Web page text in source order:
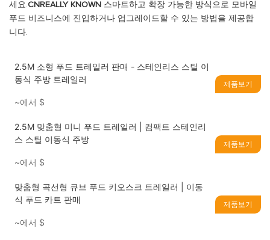
세요.CNREALLY KNOWN 스마트하고 확장 가능한 방식으로 모바일
푸드 비즈니스에 진입하거나 업그레이드할 수 있는 방법을 제공합
니다.
2.5M 소형 푸드 트레일러 판매 - 스테인리스 스틸 이
동식 주방 트레일러
~에서 $
제품보기
2.5M 맞춤형 미니 푸드 트레일러 | 컴팩트 스테인리
스 스틸 이동식 주방
~에서 $
제품보기
맞춤형 곡선형 큐브 푸드 키오스크 트레일러 | 이동
식 푸드 카트 판매
~에서 $
제품보기